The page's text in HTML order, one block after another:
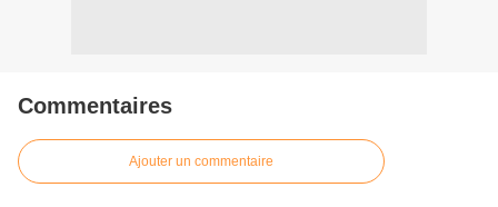
Commentaires
Ajouter un commentaire